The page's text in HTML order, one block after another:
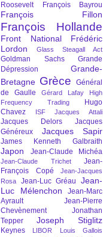
Roosevelt
François Bayrou
François Fillon
François Hollande
Front National
Frédéric
Lordon
Glass Steagall Act
Goldman Sachs
Grande
Dépression
Grande-
Bretagne Grèce
Général
de Gaulle
Gérard Lafay
High
Frequency Trading
Hugo
Chavez
ISF Jacques Attali
Jacques Delors
Jacques
Généreux
Jacques Sapir
James Kenneth Galbraith
Japon Jean-Claude Michéa
Jean-Claude Trichet
Jean-
François Copé
Jean-Jacques
Rosa
Jean-Luc Gréau
Jean-
Luc Mélenchon
Jean-Marc
Ayrault
Jean-Pierre
Chevènement
Jonathan
Tepper
Joseph Stiglitz
Keynes LIBOR Louis Gallois